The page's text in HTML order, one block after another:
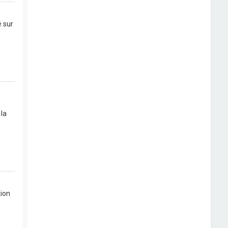
sur